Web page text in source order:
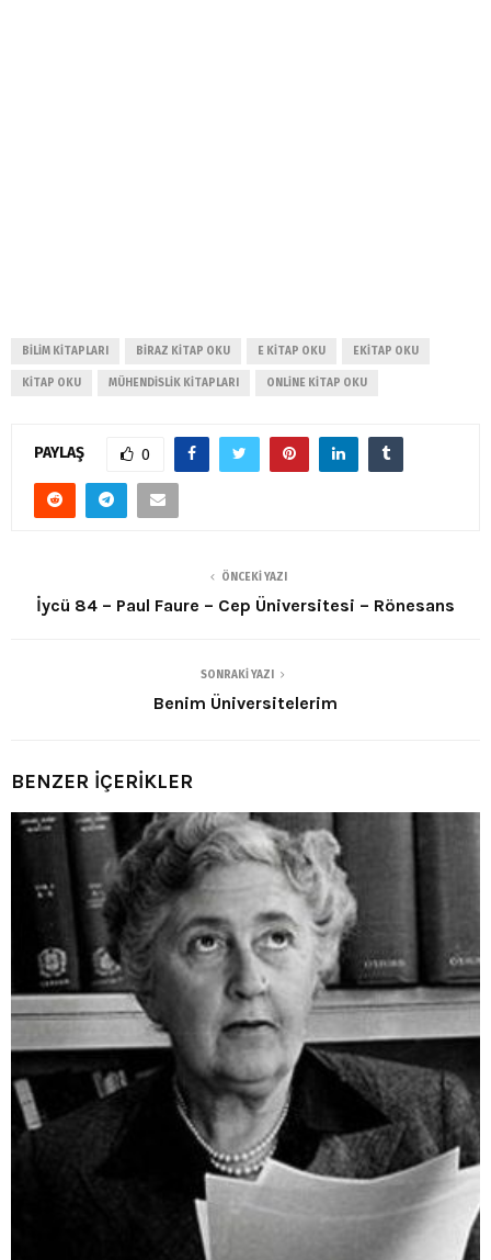
BILIM KITAPLARI BIRAZ KITAP OKU E KITAP OKU EKITAP OKU
KITAP OKU MÜHENDISLIK KITAPLARI ONLINE KITAP OKU
PAYLAŞ 0
ÖNCEKI YAZI
İycü 84 – Paul Faure – Cep Üniversitesi – Rönesans
SONRAKI YAZI
Benim Üniversitelerim
BENZER İÇERİKLER